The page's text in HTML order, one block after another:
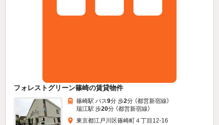
フォレストグリーン篠崎の賃貸物件
篠崎駅 バス9分 歩2分 （都営新宿線）
瑞江駅 歩20分 （都営新宿線）
東京都江戸川区篠崎町４丁目12-16